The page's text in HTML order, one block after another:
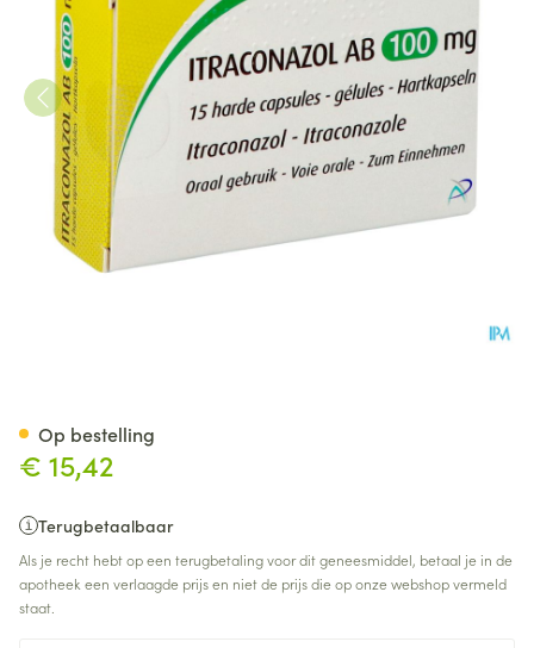
€ 15,42
Terugbetaalbaar
Als je recht hebt op een terugbetaling voor dit geneesmiddel, betaal je in de
apotheek een verlaagde prijs en niet de prijs die op onze webshop vermeld
staat.
Op bestelling